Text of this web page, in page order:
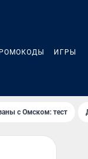
ИГРЫ
с Омском: тест